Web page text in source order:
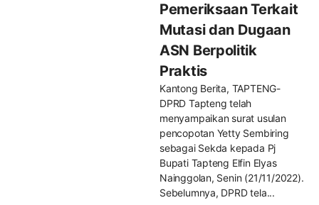
Pemeriksaan Terkait
Mutasi dan Dugaan
ASN Berpolitik
Praktis
Kantong Berita, TAPTENG-
DPRD Tapteng telah
menyampaikan surat usulan
pencopotan Yetty Sembiring
sebagai Sekda kepada Pj
Bupati Tapteng Elfin Elyas
Nainggolan, Senin (21/11/2022).
Sebelumnya, DPRD tela...